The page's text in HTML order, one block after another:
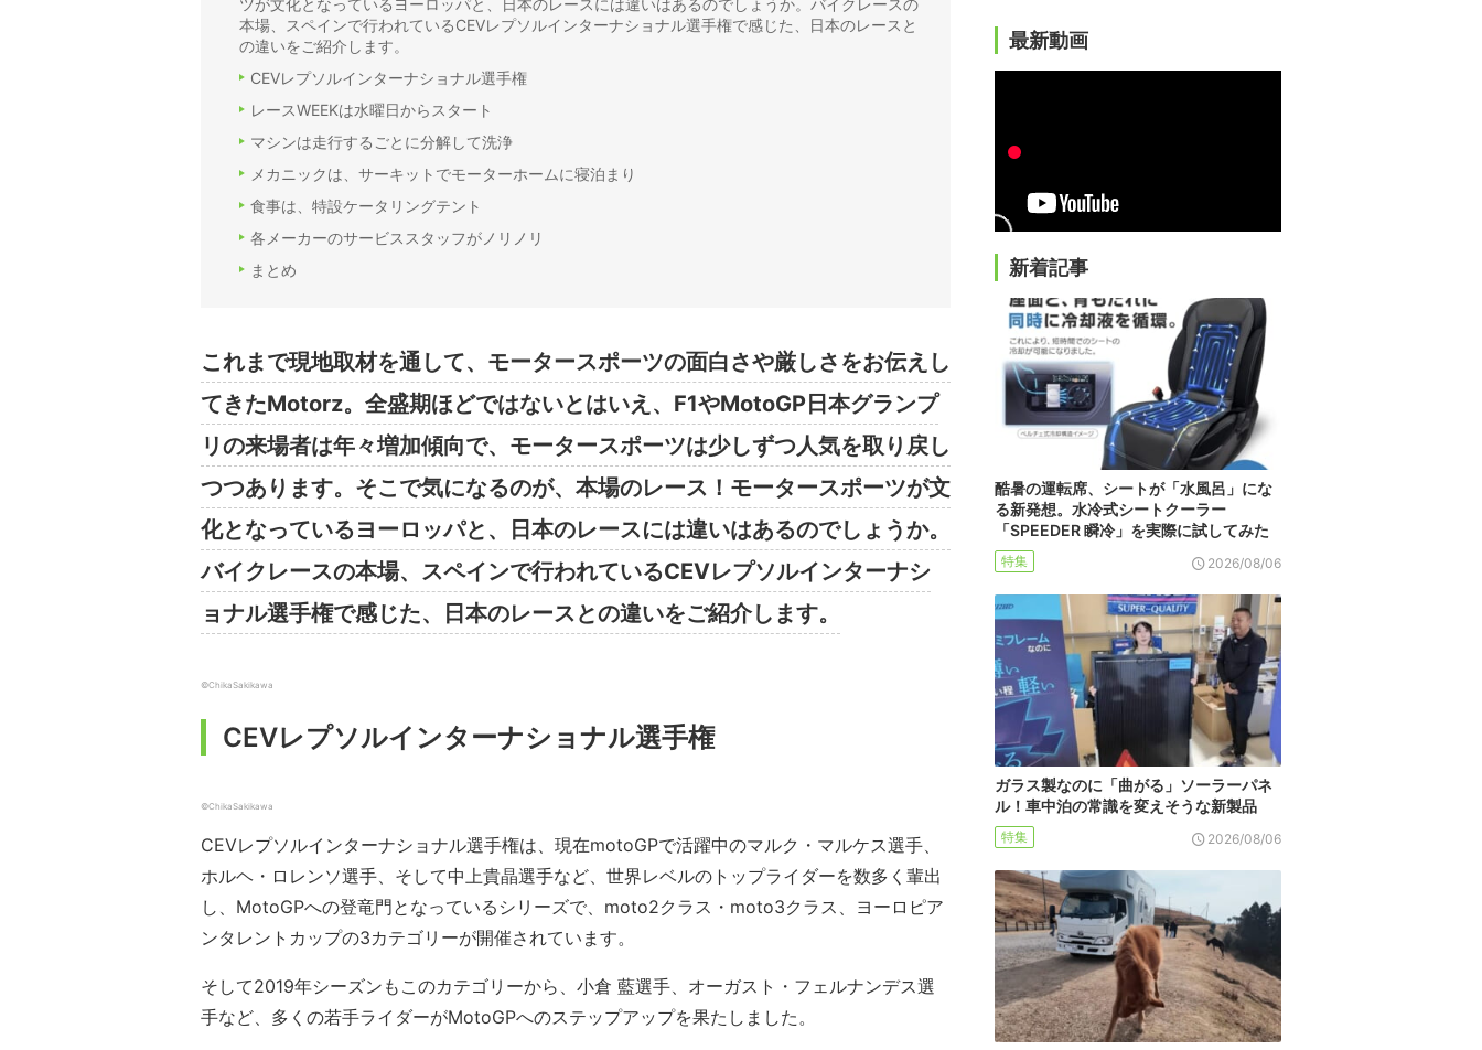
ツが文化となっているヨーロッパと、日本のレースには違いはあるのでしょうか。バイクレースの
本場、スペインで行われているCEVレプソルインターナショナル選手権で感じた、日本のレースと
の違いをご紹介します。
CEVレプソルインターナショナル選手権
レースWEEKは水曜日からスタート
マシンは走行するごとに分解して洗浄
メカニックは、サーキットでモーターホームに寝泊まり
食事は、特設ケータリングテント
各メーカーのサービススタッフがノリノリ
まとめ
これまで現地取材を通して、モータースポーツの面白さや厳しさをお伝えし
てきたMotorz。全盛期ほどではないとはいえ、F1やMotoGP日本グランプ
リの来場者は年々増加傾向で、モータースポーツは少しずつ人気を取り戻し
つつあります。そこで気になるのが、本場のレース！モータースポーツが文
化となっているヨーロッパと、日本のレースには違いはあるのでしょうか。
バイクレースの本場、スペインで行われているCEVレプソルインターナシ
ョナル選手権で感じた、日本のレースとの違いをご紹介します。
©ChikaSakikawa
CEVレプソルインターナショナル選手権
©ChikaSakikawa
CEVレプソルインターナショナル選手権は、現在motoGPで活躍中のマルク・マルケス選手、
ホルヘ・ロレンソ選手、そして中上貴晶選手など、世界レベルのトップライダーを数多く輩出
し、MotoGPへの登竜門となっているシリーズで、moto2クラス・moto3クラス、ヨーロピア
ンタレントカップの3カテゴリーが開催されています。
そして2019年シーズンもこのカテゴリーから、小倉 藍選手、オーガスト・フェルナンデス選
手など、多くの若手ライダーがMotoGPへのステップアップを果たしました。
最新動画
新着記事
酷暑の運転席、シートが「水風呂」にな
る新発想。水冷式シートクーラー
「SPEEDER 瞬冷」を実際に試してみた
特集 2026/08/06
ガラス製なのに「曲がる」ソーラーパネ
ル！車中泊の常識を変えそうな新製品
特集 2026/08/06